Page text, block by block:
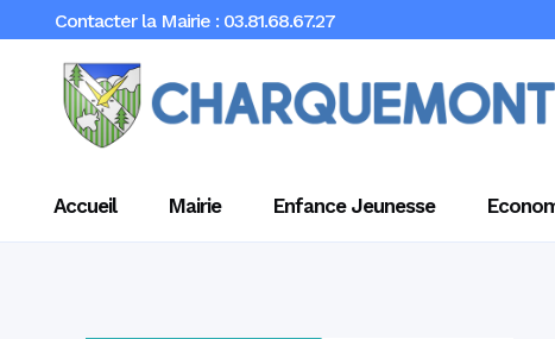
Contacter la Mairie : 03.81.68.67.27
Accueil Mairie Enfance Jeunesse